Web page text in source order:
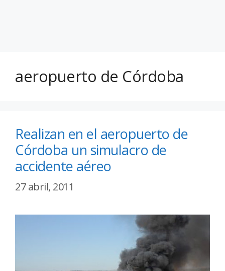
aeropuerto de Córdoba
Realizan en el aeropuerto de
Córdoba un simulacro de
accidente aéreo
27 abril, 2011